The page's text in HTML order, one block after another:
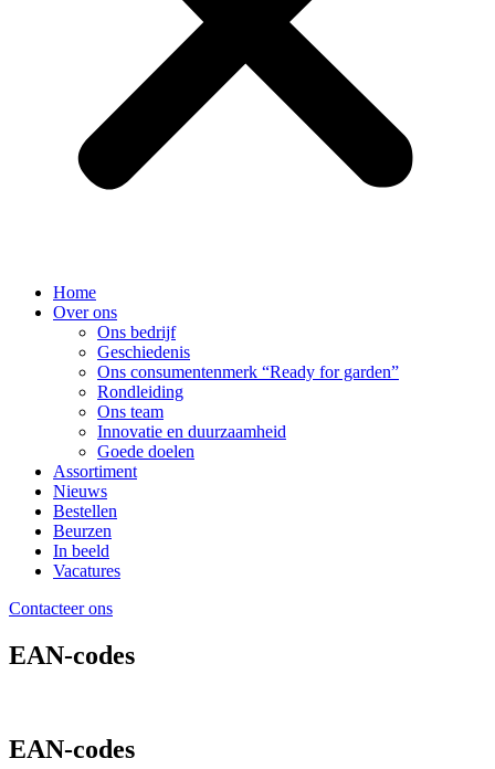
Home
Over ons
Ons bedrijf
Geschiedenis
Ons consumentenmerk “Ready for garden”
Rondleiding
Ons team
Innovatie en duurzaamheid
Goede doelen
Assortiment
Nieuws
Bestellen
Beurzen
In beeld
Vacatures
Contacteer ons
EAN-codes
EAN-codes